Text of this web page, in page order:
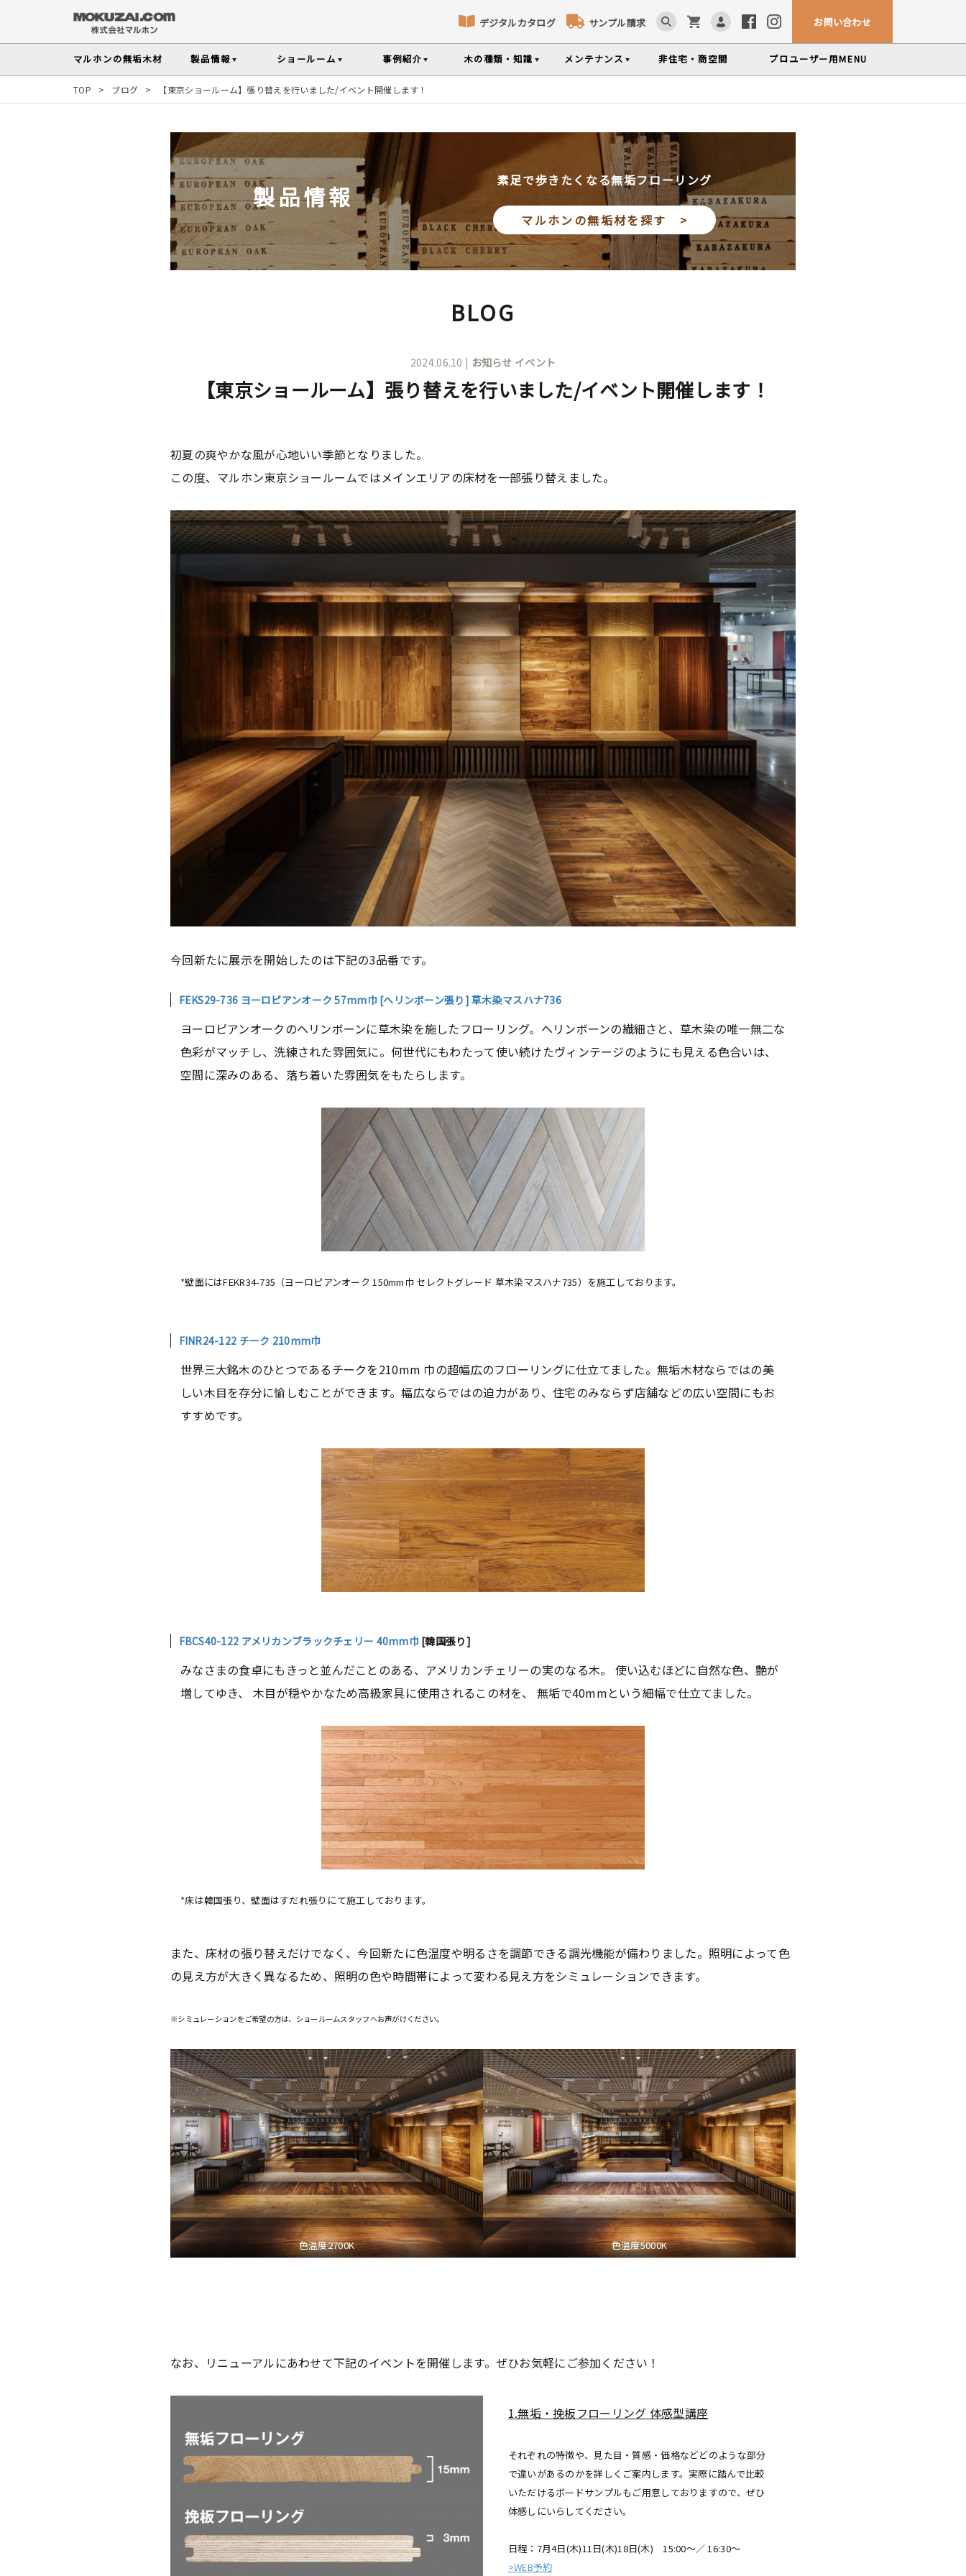
デジタルカタログ サンプル請求 お問い合わせ
マルホンの無垢木材 製品情報
フローリング 床暖房対応フローリング パネリング カウンター・テーブル
その他の内装部材・製品 選べる表面加工 塗料・メンテナンス用品
樹種別製品マップ ご注意とお願い 製品情報の見方と用語集
ショールーム
ショールームTOP
事例紹介
Instagram投稿実例
インテリアスタイル
から探す
部屋から探す 樹種から探す 製品特徴から探す
製品カテゴリーから
木の種類・知識
木材の基礎知識 コラム「見る木活かす木」
人気の樹種
よく選ばれる樹種をピックアップして特徴や製品を紹介
世界の樹種
世界の樹種の詳しいプロフィールや科学的データを検索
木の種類・知識TOP
メンテナンス
メンテナンスのコト メンテナンスサービス
塗料・メンテナンス用品のご購入
マルホンのオリジナル塗料Arbor(アーバー)シリーズをお買い求めいただけま
す
非住宅・商空間 プロユーザー用MENU
TOP > ブログ > 【東京ショールーム】張り替えを行いました/イベント開催します！
製品情報
素足で歩きたくなる無垢フローリング
マルホンの無垢材を探す >
BLOG
2024.06.10 | お知らせ イベント
【東京ショールーム】張り替えを行いました/イベント開催します！
初夏の爽やかな風が心地いい季節となりました。
この度、マルホン東京ショールームではメインエリアの床材を一部張り替えました。
今回新たに展示を開始したのは下記の3品番です。
FEKS29-736 ヨーロピアンオーク 57mm巾 [ヘリンボーン張り] 草木染マスハナ736
ヨーロピアンオークのヘリンボーンに草木染を施したフローリング。ヘリンボーンの繊細さと、草木染の唯一無二な
色彩がマッチし、洗練された雰囲気に。何世代にもわたって使い続けたヴィンテージのようにも見える色合いは、
空間に深みのある、落ち着いた雰囲気をもたらします。
*壁面にはFEKR34-735（ヨーロピアンオーク 150mm巾 セレクトグレード 草木染マスハナ735）を施工しております。
FINR24-122 チーク 210mm巾
世界三大銘木のひとつであるチークを210mm 巾の超幅広のフローリングに仕立てました。無垢木材ならではの美
しい木目を存分に愉しむことができます。幅広ならではの迫力があり、住宅のみならず店舗などの広い空間にもお
すすめです。
FBCS40-122 アメリカンブラックチェリー 40mm巾 [韓国張り]
みなさまの食卓にもきっと並んだことのある、アメリカンチェリーの実のなる木。 使い込むほどに自然な色、艶が
増してゆき、 木目が穏やかなため高級家具に使用されるこの材を、 無垢で40mmという細幅で仕立てました。
*床は韓国張り、壁面はすだれ張りにて施工しております。
また、床材の張り替えだけでなく、今回新たに色温度や明るさを調節できる調光機能が備わりました。照明によって色
の見え方が大きく異なるため、照明の色や時間帯によって変わる見え方をシミュレーションできます。
※シミュレーションをご希望の方は、ショールームスタッフへお声がけください。
色温度2700K 色温度5000K
なお、リニューアルにあわせて下記のイベントを開催します。ぜひお気軽にご参加ください！
1.無垢・挽板フローリング 体感型講座
それぞれの特徴や、見た目・質感・価格などどのような部分
で違いがあるのかを詳しくご案内します。実際に踏んで比較
いただけるボードサンプルもご用意しておりますので、ぜひ
体感しにいらしてください。
日程：7月4日(木)11日(木)18日(木) 15:00～／ 16:30～
>WEB予約